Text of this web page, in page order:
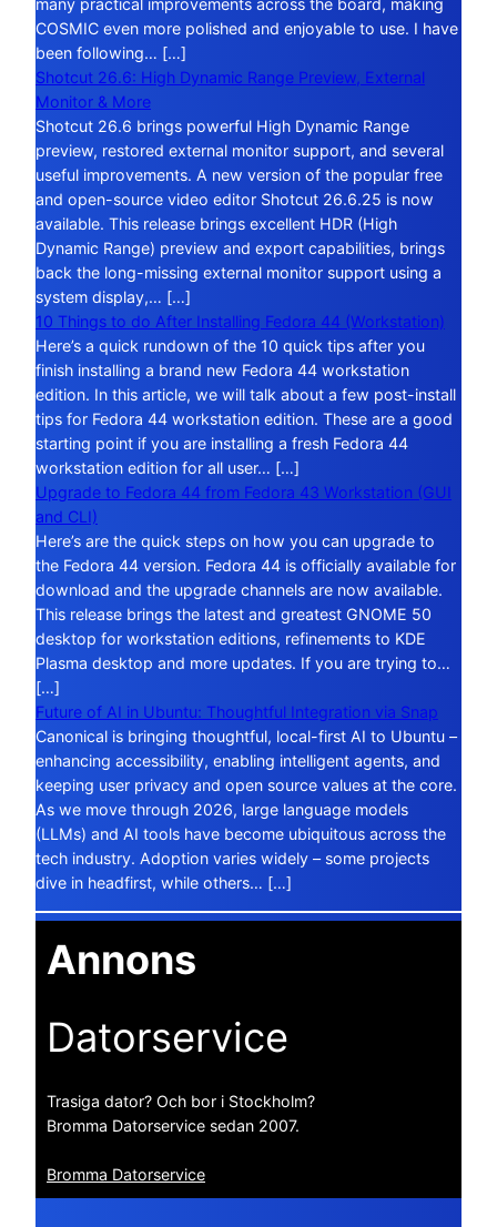
COSMIC even more polished and enjoyable to use. I have
been following… […]
Shotcut 26.6: High Dynamic Range Preview, External
Monitor & More
Shotcut 26.6 brings powerful High Dynamic Range
preview, restored external monitor support, and several
useful improvements. A new version of the popular free
and open-source video editor Shotcut 26.6.25 is now
available. This release brings excellent HDR (High
Dynamic Range) preview and export capabilities, brings
back the long-missing external monitor support using a
system display,… […]
10 Things to do After Installing Fedora 44 (Workstation)
Here’s a quick rundown of the 10 quick tips after you
finish installing a brand new Fedora 44 workstation
edition. In this article, we will talk about a few post-install
tips for Fedora 44 workstation edition. These are a good
starting point if you are installing a fresh Fedora 44
workstation edition for all user… […]
Upgrade to Fedora 44 from Fedora 43 Workstation (GUI
and CLI)
Here’s are the quick steps on how you can upgrade to
the Fedora 44 version. Fedora 44 is officially available for
download and the upgrade channels are now available.
This release brings the latest and greatest GNOME 50
desktop for workstation editions, refinements to KDE
Plasma desktop and more updates. If you are trying to…
[…]
Future of AI in Ubuntu: Thoughtful Integration via Snap
Canonical is bringing thoughtful, local-first AI to Ubuntu –
enhancing accessibility, enabling intelligent agents, and
keeping user privacy and open source values at the core.
As we move through 2026, large language models
(LLMs) and AI tools have become ubiquitous across the
tech industry. Adoption varies widely – some projects
dive in headfirst, while others… […]
Annons
Datorservice
Trasiga dator? Och bor i Stockholm?
Bromma Datorservice sedan 2007.
Bromma Datorservice